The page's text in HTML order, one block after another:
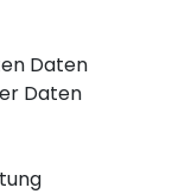
Daten
Daten